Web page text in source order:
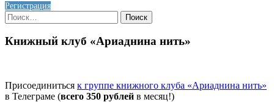
Регистрация
Найти:
Книжный клуб «Ариаднина нить»
Присоединиться к группе книжного клуба «Ариаднина нить»
в Телеграме (всего 350 рублей в месяц!)